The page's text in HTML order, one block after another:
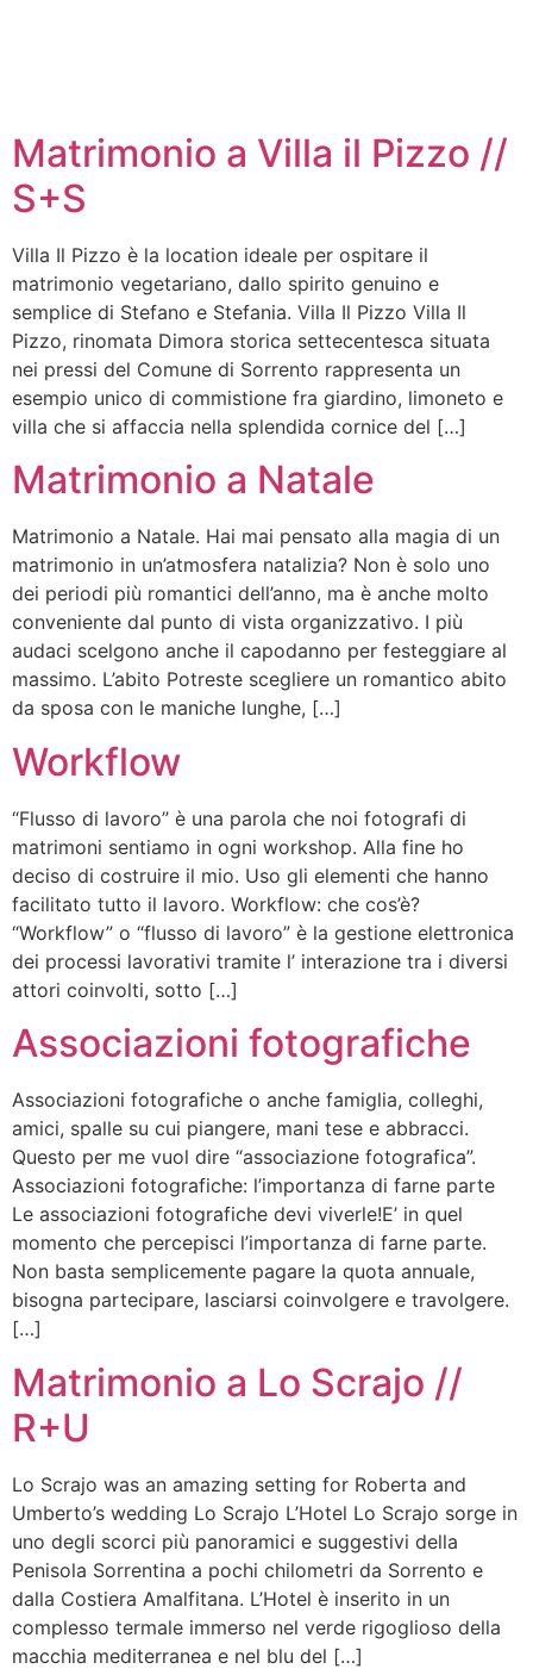
Matrimonio a Villa il Pizzo //
S+S
Villa Il Pizzo è la location ideale per ospitare il
matrimonio vegetariano, dallo spirito genuino e
semplice di Stefano e Stefania. Villa Il Pizzo Villa Il
Pizzo, rinomata Dimora storica settecentesca situata
nei pressi del Comune di Sorrento rappresenta un
esempio unico di commistione fra giardino, limoneto e
villa che si affaccia nella splendida cornice del […]
Matrimonio a Natale
Matrimonio a Natale. Hai mai pensato alla magia di un
matrimonio in un’atmosfera natalizia? Non è solo uno
dei periodi più romantici dell’anno, ma è anche molto
conveniente dal punto di vista organizzativo. I più
audaci scelgono anche il capodanno per festeggiare al
massimo. L’abito Potreste scegliere un romantico abito
da sposa con le maniche lunghe, […]
Workflow
“Flusso di lavoro” è una parola che noi fotografi di
matrimoni sentiamo in ogni workshop. Alla fine ho
deciso di costruire il mio. Uso gli elementi che hanno
facilitato tutto il lavoro. Workflow: che cos’è?
“Workflow” o “flusso di lavoro” è la gestione elettronica
dei processi lavorativi tramite l’ interazione tra i diversi
attori coinvolti, sotto […]
Associazioni fotografiche
Associazioni fotografiche o anche famiglia, colleghi,
amici, spalle su cui piangere, mani tese e abbracci.
Questo per me vuol dire “associazione fotografica”.
Associazioni fotografiche: l’importanza di farne parte
Le associazioni fotografiche devi viverle!E’ in quel
momento che percepisci l’importanza di farne parte.
Non basta semplicemente pagare la quota annuale,
bisogna partecipare, lasciarsi coinvolgere e travolgere.
[…]
Matrimonio a Lo Scrajo //
R+U
Lo Scrajo was an amazing setting for Roberta and
Umberto’s wedding Lo Scrajo L’Hotel Lo Scrajo sorge in
uno degli scorci più panoramici e suggestivi della
Penisola Sorrentina a pochi chilometri da Sorrento e
dalla Costiera Amalfitana. L’Hotel è inserito in un
complesso termale immerso nel verde rigoglioso della
macchia mediterranea e nel blu del […]